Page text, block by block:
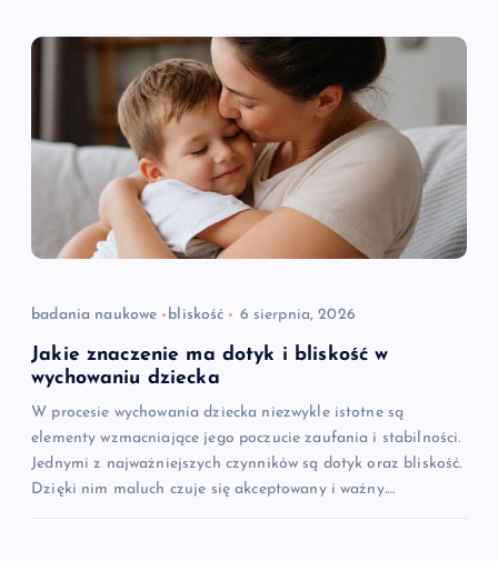
badania naukowe bliskość 6 sierpnia, 2026
Jakie znaczenie ma dotyk i bliskość w
wychowaniu dziecka
W procesie wychowania dziecka niezwykle istotne są
elementy wzmacniające jego poczucie zaufania i stabilności.
Jednymi z najważniejszych czynników są dotyk oraz bliskość.
Dzięki nim maluch czuje się akceptowany i ważny.…